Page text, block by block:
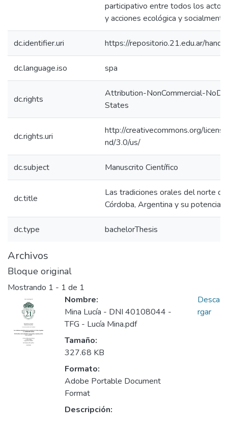
participativo entre todos los
y acciones ecológica y
dc.identifier.uri https://repositorio.21.edu.ar/
dc.language.iso spa
dc.rights
Attribution-NonCommercial-
States
dc.rights.uri
http://creativecommons.org/
nd/3.0/us/
dc.subject Manuscrito Científico
dc.title
Las tradiciones orales del norte
Córdoba, Argentina y su
dc.type bachelorThesis
Archivos
Bloque original
Mostrando 1 - 1 de 1
Nombre:
Mina Lucía - DNI 40108044 -
TFG - Lucía Mina.pdf
Tamaño:
327.68 KB
Formato:
Adobe Portable Document
Format
Descripción:
Desca
rgar